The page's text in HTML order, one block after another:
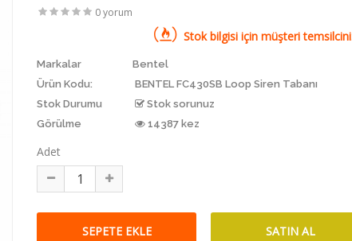
0 yorum
Stok bilgisi için müşteri
Markalar
Bentel
Ürün Kodu:
BENTEL FC430SB Loop Siren Tabanı
Stok Durumu
Stok sorunuz
Görülme
14387 kez
Adet